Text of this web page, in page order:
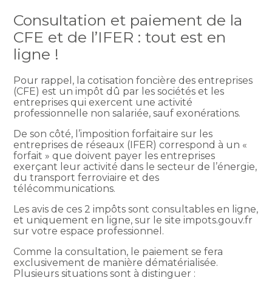
Consultation et paiement de la
CFE et de l’IFER : tout est en
ligne !
Pour rappel, la cotisation foncière des entreprises
(CFE) est un impôt dû par les sociétés et les
entreprises qui exercent une activité
professionnelle non salariée, sauf exonérations.
De son côté, l’imposition forfaitaire sur les
entreprises de réseaux (IFER) correspond à un «
forfait » que doivent payer les entreprises
exerçant leur activité dans le secteur de l’énergie,
du transport ferroviaire et des
télécommunications.
Les avis de ces 2 impôts sont consultables en ligne,
et uniquement en ligne, sur le site impots.gouv.fr
sur votre espace professionnel.
Comme la consultation, le paiement se fera
exclusivement de manière dématérialisée.
Plusieurs situations sont à distinguer :